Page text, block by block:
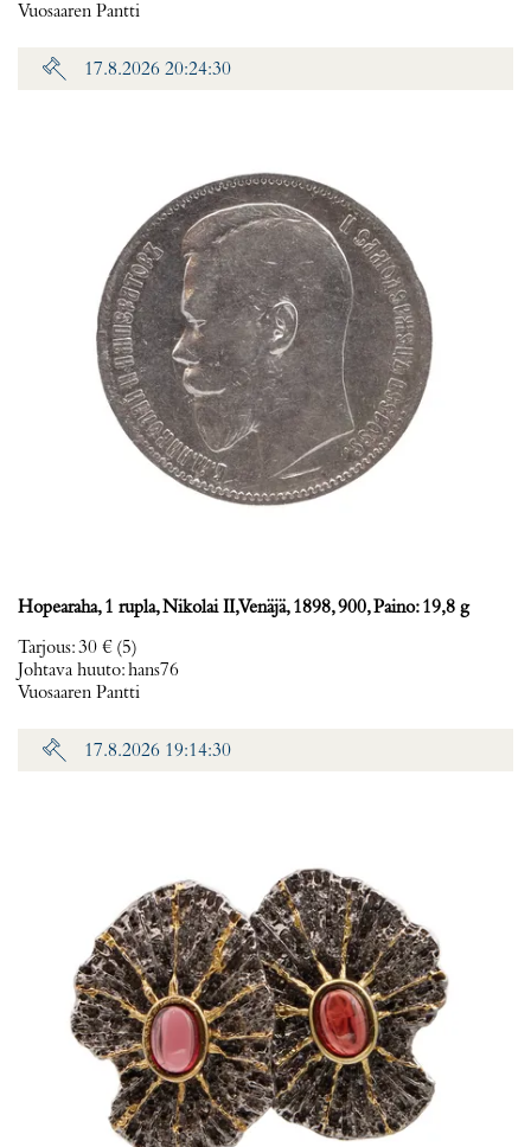
Vuosaaren Pantti
17.8.2026 20:24:30
Hopearaha, 1 rupla, Nikolai II, Venäjä, 1898, 900, Paino: 19,8 g
Tarjous:30 € (5)
Johtava huuto:hans76
Vuosaaren Pantti
17.8.2026 19:14:30